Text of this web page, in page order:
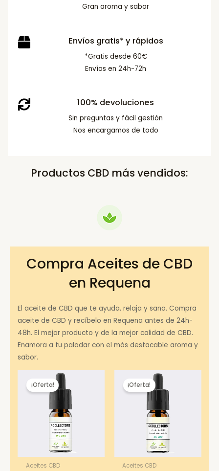
Gran aroma y sabor
Envíos gratis* y rápidos
*Gratis desde 60€
Envíos en 24h-72h
100% devoluciones
Sin preguntas y fácil gestión
Nos encargamos de todo
Productos CBD más vendidos:
Compra Aceites de CBD
en Requena
El aceite de CBD que te ayuda, relaja y sana. Compra
aceite de CBD y recíbelo en Requena antes de 24h-
48h. El mejor producto y de la mejor calidad de CBD.
Enamora a tu paladar con el más destacable aroma y
sabor.
¡Oferta!
Aceites CBD
¡Oferta!
Aceites CBD